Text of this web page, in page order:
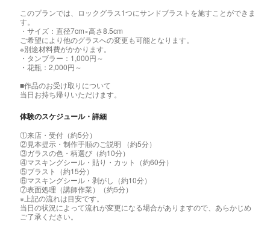
このプランでは、ロックグラス1つにサンドブラストを施すことができま
す。
・サイズ：直径7cm×高さ8.5cm
ご希望により他のグラスへの変更も可能となります。
※別途材料費がかかります。
・タンブラー：1,000円～
・花瓶：2,000円～
■作品のお受け取りについて
当日お持ち帰りいただけます。
体験のスケジュール・詳細
①来店・受付（約5分）
②見本提示・制作手順のご説明 （約5分）
③ガラスの色・柄選び（約10分）
④マスキングシール・貼り・カット（約60分）
⑤ブラスト（約15分）
⑥マスキングシール・剥がし（約10分）
⑦表面処理（講師作業）（約5分）
※上記の流れは目安です。
当日の状況によって流れが変更になる場合がありますので、あらかじめ
ご了承ください。